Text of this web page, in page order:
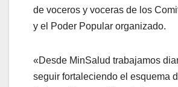
de voceros y voceras de los
y el Poder Popular organizado.
«Desde MinSalud trabajamos
seguir fortaleciendo el esquema